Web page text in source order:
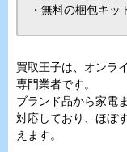
・無料の梱包キ
買取王子は、オンラ
専門業者です。
ブランド品から家電
対応しており、ほぼ
えます。